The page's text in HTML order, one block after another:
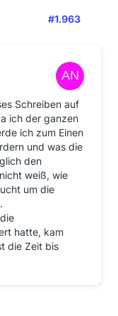
bearbeitet
#1.963
Schreiben auf
ich der ganzen
ich zum Einen
und was die
den
weiß, wie
um die
hatte, kam
die Zeit bis